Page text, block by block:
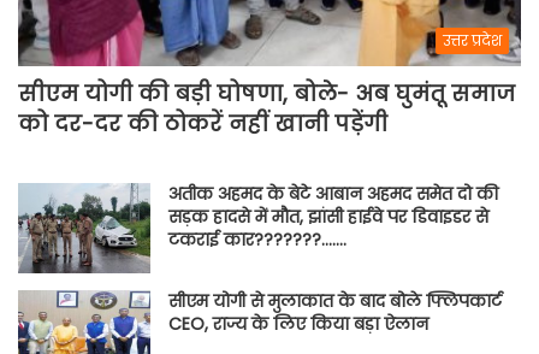
उत्तर प्रदेश
सीएम योगी की बड़ी घोषणा, बोले- अब घुमंतू समाज
को दर-दर की ठोकरें नहीं खानी पड़ेंगी
अतीक अहमद के बेटे आबान अहमद समेत दो की
सड़क हादसे में मौत, झांसी हाईवे पर डिवाइडर से
टकराई कार???????…….
सीएम योगी से मुलाकात के बाद बोले फ्लिपकार्ट
CEO, राज्य के लिए किया बड़ा ऐलान